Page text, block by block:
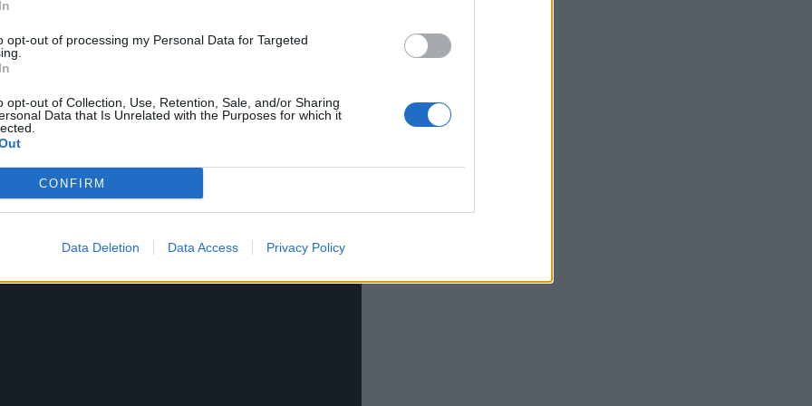
opt-out of processing my Personal Data for Targeted
opt-out of Collection, Use, Retention, Sale, and/or Sharing
Data that Is Unrelated with the Purposes for which it
CONFIRM
Data Deletion Data Access Privacy Policy
σηκώσει το κύπελλο